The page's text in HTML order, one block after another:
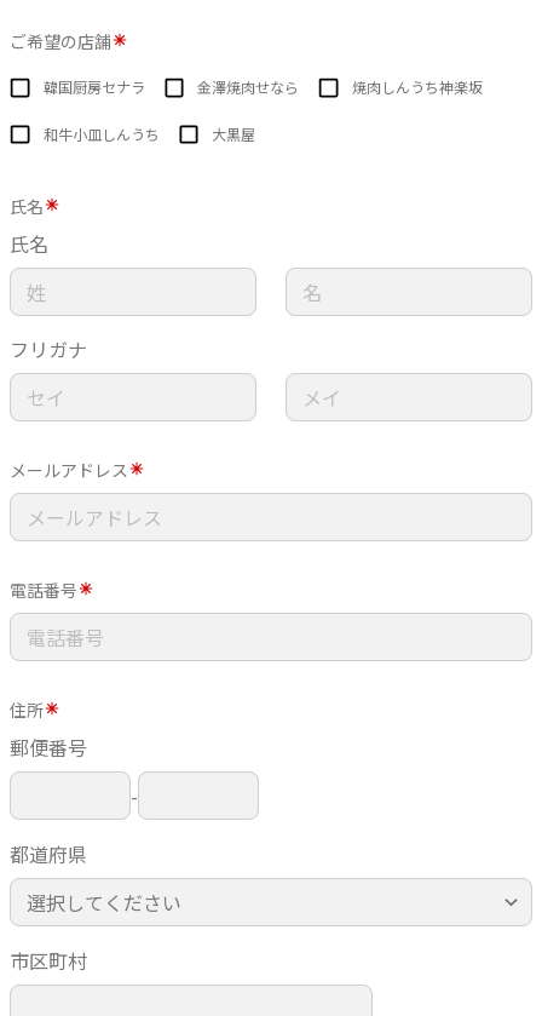
ご希望の店舗
韓国厨房セナラ 金澤焼肉せなら 焼肉しんうち神楽坂
和牛小皿しんうち 大黒屋
氏名
氏名
フリガナ
メールアドレス
電話番号
住所
郵便番号
-
都道府県
市区町村